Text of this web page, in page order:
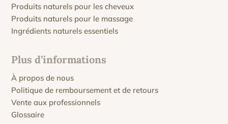
Produits naturels pour les cheveux
Produits naturels pour le massage
Ingrédients naturels essentiels
Plus d’informations
À propos de nous
Politique de remboursement et de retours
Vente aux professionnels
Glossaire